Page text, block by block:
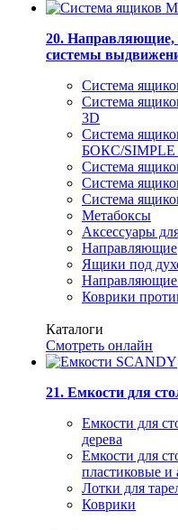
20. Направляющие,
системы
Система
Система
3D
Система
БОКС/SIMPLE
Система
Система
Система
Метабоксы
Аксессуары
Направляющие
Ящики под
Направляющие
Коврики
Каталоги
Смотреть онлайн
21. Емкости для
Емкости для
дерева
Емкости для
пластиковые
Лотки для
Коврики